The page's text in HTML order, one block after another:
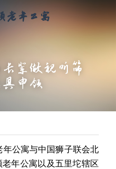
老年公寓
技术支持
辈做视听筛
申领
年公寓与中国狮子联会北
年公寓以及五里坨辖区